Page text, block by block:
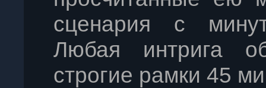
сценария с
Любая интрига
строгие рамки 45